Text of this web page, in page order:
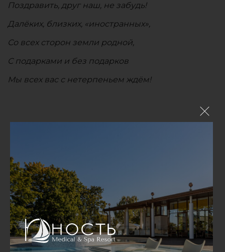
Поздравить, друг наш, не забудь!
Далёких, близких, «иностранных»,
Со всех сторон земли родной,
С подарками и без подарков
Мы всех вас с нетерпеньем ждём!